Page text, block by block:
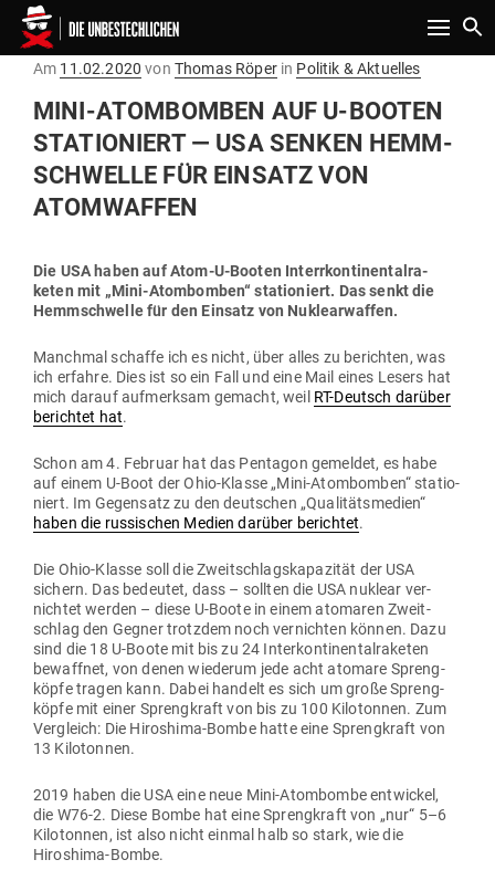
Toggle
Am Gepostet
11.02.2020 von Thomas Röperin Politik & Aktuelles
MINI-ATOM­BOMBEN AUF U‑BOOTEN
STA­TIO­NIERT — USA SENKEN HEMM­
SCHWELLE FÜR EINSATZ VON
ATOMWAFFEN
Die USA haben auf Atom-U-Booten Interrkon­ti­nen­tal­ra­
keten mit „Mini-Atom­bomben“ sta­tio­niert. Das senkt die
Hemm­schwelle für den Einsatz von Nuklearwaffen.
Manchmal schaffe ich es nicht, über alles zu berichten, was
ich erfahre. Dies ist so ein Fall und eine Mail eines Lesers hat
mich darauf auf­merksam gemacht, weil RT-Deutsch darüber
berichtet hat.
Schon am 4. Februar hat das Pen­tagon gemeldet, es habe
auf einem U‑Boot der Ohio-Klasse „Mini-Atom­bomben“ sta­tio­
niert. Im Gegensatz zu den deut­schen „Qua­li­täts­medien“
haben die rus­si­schen Medien darüber berichtet.
Die Ohio-Klasse soll die Zweit­schlags­ka­pa­zität der USA
sichern. Das bedeutet, dass – sollten die USA nuklear ver­
nichtet werden – diese U‑Boote in einem ato­maren Zweit­
schlag den Gegner trotzdem noch ver­nichten können. Dazu
sind die 18 U‑Boote mit bis zu 24 Inter­kon­ti­nen­tal­ra­keten
bewaffnet, von denen wie­derum jede acht atomare Spreng­
köpfe tragen kann. Dabei handelt es sich um große Spreng­
köpfe mit einer Spreng­kraft von bis zu 100 Kilo­tonnen. Zum
Ver­gleich: Die Hiro­shima-Bombe hatte eine Spreng­kraft von
13 Kilotonnen.
2019 haben die USA eine neue Mini-Atom­bombe ent­wickel,
die W76‑2. Diese Bombe hat eine Spreng­kraft von „nur“ 5–6
Kilo­tonnen, ist also nicht einmal halb so stark, wie die
Hiroshima-Bombe.